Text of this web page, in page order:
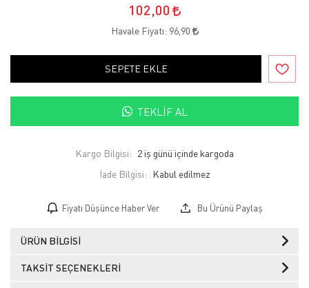
102,00
Havale Fiyatı: 96,90
SEPETE EKLE
TEKLIF AL
Kargo Bilgisi: 2 iş günü içinde kargoda
İade Bilgisi:
Fiyatı Düşünce Haber Ver Bu Ürünü Paylaş
ÜRÜN BILGISI
TAKSIT SEÇENEKLERI